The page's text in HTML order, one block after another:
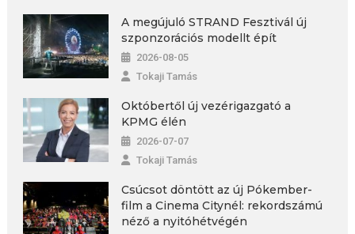
A megújuló STRAND Fesztivál új
szponzorációs modellt épít
2026-08-05
Tokaji Tamás
Októbertől új vezérigazgató a
KPMG élén
2026-07-07
Tokaji Tamás
Csúcsot döntött az új Pókember-
film a Cinema Citynél: rekordszámú
néző a nyitóhétvégén